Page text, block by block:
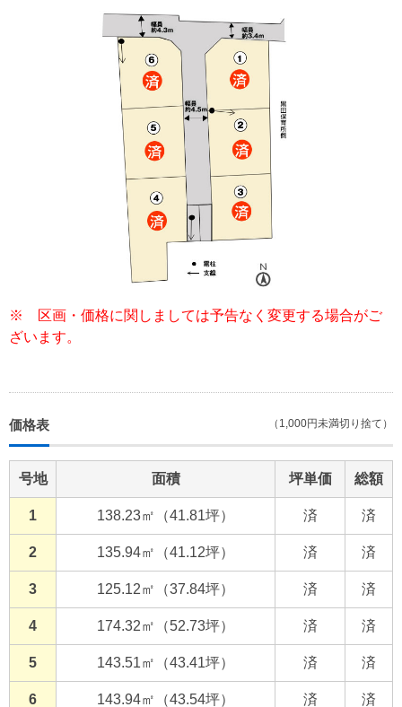
※ 区画・価格に関しましては予告なく変更する場合がご
ざいます。
価格表 （1,000円未満切り捨て）
号地 面積 坪単価 総額
1 138.23㎡（41.81坪） 済 済
2 135.94㎡（41.12坪） 済 済
3 125.12㎡（37.84坪） 済 済
4 174.32㎡（52.73坪） 済 済
5 143.51㎡（43.41坪） 済 済
6 143.94㎡（43.54坪） 済
済